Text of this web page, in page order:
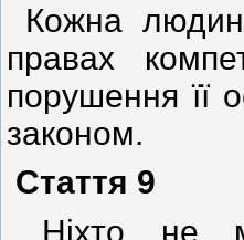
Кожна
правах
порушення її
законом.
Стаття 9
Ніхто не